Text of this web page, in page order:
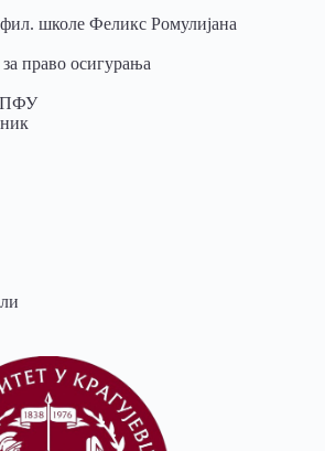
школе Феликс Ромулијана
право осигурања
ПФУ